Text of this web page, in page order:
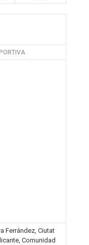
Ferrández, Ciutat
Comunidad